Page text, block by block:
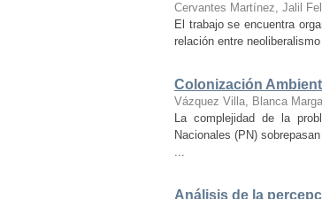
Cervantes Martínez, Jalil
El trabajo se encuentra
relación entre
Colonización
Vázquez Villa, Blanca
La complejidad de la
Nacionales (PN)
...
Análisis de la